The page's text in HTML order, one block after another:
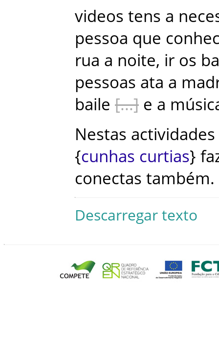
videos tens a
pessoa que
rua a noite, ir os
pessoas ata a
baile
e a
Nestas actividades
{cunhas curtias}
conectas também.
Descarregar texto